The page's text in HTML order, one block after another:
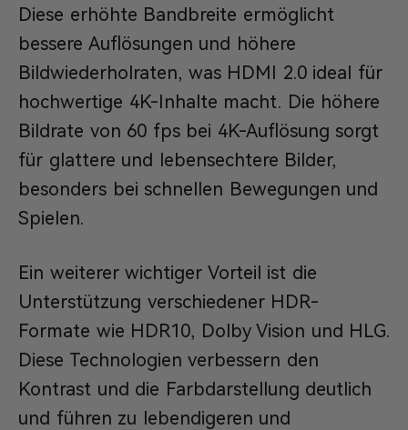
Diese erhöhte Bandbreite ermöglicht
bessere Auflösungen und höhere
Bildwiederholraten, was HDMI 2.0 ideal für
hochwertige 4K-Inhalte macht. Die höhere
Bildrate von 60 fps bei 4K-Auflösung sorgt
für glattere und lebensechtere Bilder,
besonders bei schnellen Bewegungen und
Spielen.
Ein weiterer wichtiger Vorteil ist die
Unterstützung verschiedener HDR-
Formate wie HDR10, Dolby Vision und HLG.
Diese Technologien verbessern den
Kontrast und die Farbdarstellung deutlich
und führen zu lebendigeren und